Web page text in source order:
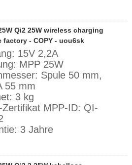
Qi2 25W wireless charging
factory - COPY - uou6sk
15V 2,2A
MPP 25W
Spule 50 mm,
55 mm
3 kg
Zertifikat MPP-ID: QI-
3 Jahre